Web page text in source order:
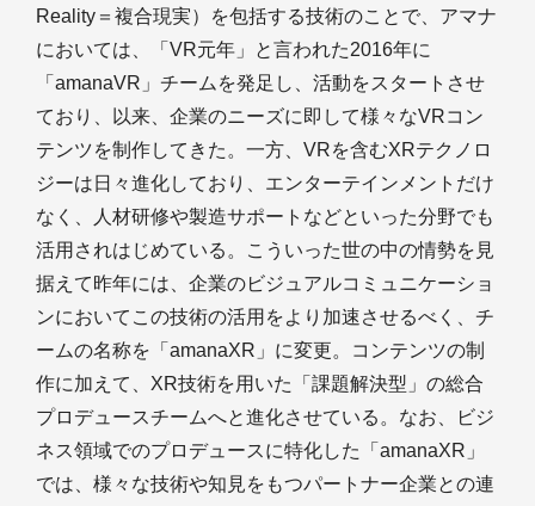
Reality＝複合現実）を包括する技術のことで、アマナ
においては、「VR元年」と言われた2016年に
「amanaVR」チームを発足し、活動をスタートさせ
ており、以来、企業のニーズに即して様々なVRコン
テンツを制作してきた。一方、VRを含むXRテクノロ
ジーは日々進化しており、エンターテインメントだけ
なく、人材研修や製造サポートなどといった分野でも
活用されはじめている。こういった世の中の情勢を見
据えて昨年には、企業のビジュアルコミュニケーショ
ンにおいてこの技術の活用をより加速させるべく、チ
ームの名称を「amanaXR」に変更。コンテンツの制
作に加えて、XR技術を用いた「課題解決型」の総合
プロデュースチームへと進化させている。なお、ビジ
ネス領域でのプロデュースに特化した「amanaXR」
では、様々な技術や知見をもつパートナー企業との連